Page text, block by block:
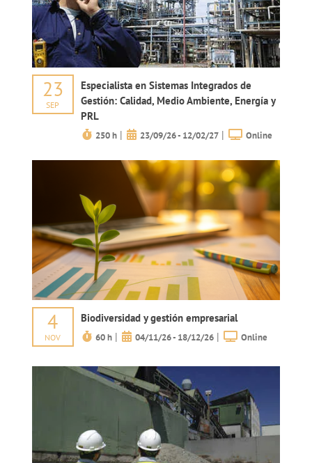
23
SEP
Especialista en Sistemas Integrados de
Gestión: Calidad, Medio Ambiente, Energía y
PRL
250 h| 23/09/26 - 12/02/27| Online
4
NOV
Biodiversidad y gestión empresarial
60 h| 04/11/26 - 18/12/26| Online